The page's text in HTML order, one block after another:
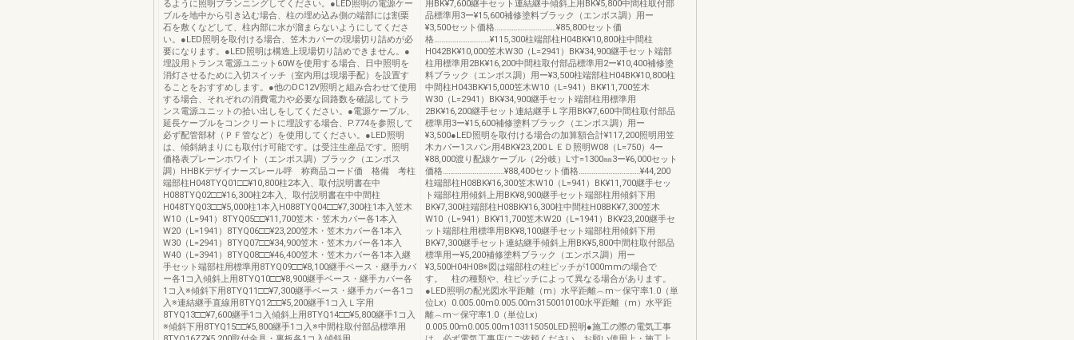
るように照明プランニングしてください。●LED照明の電源ケー
ブルを地中から引き込む場合、柱の埋め込み側の端部には割栗
石を敷くなどして、柱内部に水が溜まらないようにしてくださ
い。●LED照明を取付ける場合、笠木カバーの現場切り詰めが必
要になります。●LED照明は構造上現場切り詰めできません。●
埋設用トランス電源ユニット60Wを使用する場合、日中照明を
消灯させるために入切スイッチ（室内用は現場手配）を設置す
ることをおすすめします。●他のDC12V照明と組み合わせて使用
する場合、それぞれの消費電力や必要な回路数を確認してトラ
ンス電源ユニットの拾い出しをしてください。●電源ケーブル、
延長ケーブルをコンクリートに埋設する場合、P.774を参照して
必ず配管部材（ＰＦ管など）を使用してください。●LED照明
は、傾斜納まりにも取付け可能です。は受注生産品です。照明
価格表プレーンホワイト（エンボス調）ブラック（エンボス
調）HHBKデザイナーズレール呼 称商品コード価 格備 考柱
端部柱H048TYQ01□□¥10,800柱2本入、取付説明書在中
H088TYQ02□□¥16,300柱2本入、取付説明書在中中間柱
H048TYQ03□□¥5,000柱1本入H088TYQ04□□¥7,300柱1本入笠木
W10（L=941）8TYQ05□□¥11,700笠木・笠木カバー各1本入
W20（L=1941）8TYQ06□□¥23,200笠木・笠木カバー各1本入
W30（L=2941）8TYQ07□□¥34,900笠木・笠木カバー各1本入
W40（L=3941）8TYQ08□□¥46,400笠木・笠木カバー各1本入継
手セット端部柱用標準用8TYQ09□□¥8,100継手ベース・継手カバ
ー各1コ入傾斜上用8TYQ10□□¥8,900継手ベース・継手カバー各
1コ入※傾斜下用8TYQ11□□¥7,300継手ベース・継手カバー各1コ
入※連結継手直線用8TYQ12□□¥5,200継手1コ入Ｌ字用
8TYQ13□□¥7,600継手1コ入傾斜上用8TYQ14□□¥5,800継手1コ入
※傾斜下用8TYQ15□□¥5,800継手1コ入※中間柱取付部品標準用
用BK¥7,600継手セット連結継手傾斜上用BK¥5,800中間柱取付部
品標準用3ー¥15,600補修塗料ブラック（エンボス調）用ー
¥3,500セット価格……………………………¥85,800セット価
格…………………………¥115,300柱端部柱H04BK¥10,800柱中間柱
H042BK¥10,000笠木W30（L=2941）BK¥34,900継手セット端部
柱用標準用2BK¥16,200中間柱取付部品標準用2ー¥10,400補修塗
料ブラック（エンボス調）用ー¥3,500柱端部柱H04BK¥10,800柱
中間柱H043BK¥15,000笠木W10（L=941）BK¥11,700笠木
W30（L=2941）BK¥34,900継手セット端部柱用標準用
2BK¥16,200継手セット連結継手Ｌ字用BK¥7,600中間柱取付部品
標準用3ー¥15,600補修塗料ブラック（エンボス調）用ー
¥3,500●LED照明を取付ける場合の加算額合計¥117,200照明用笠
木カバー1スパン用4BK¥23,200ＬＥＤ照明W08（L=750）4ー
¥88,000渡り配線ケーブル（2分岐）L寸=1300㎜3ー¥6,000セット
価格……………………………¥88,400セット価格……………………………¥44,200
柱端部柱H08BK¥16,300笠木W10（L=941）BK¥11,700継手セッ
ト端部柱用傾斜上用BK¥8,900継手セット端部柱用傾斜下用
BK¥7,300柱端部柱H08BK¥16,300柱中間柱H08BK¥7,300笠木
W10（L=941）BK¥11,700笠木W20（L=1941）BK¥23,200継手セ
ット端部柱用標準用BK¥8,100継手セット端部柱用傾斜下用
BK¥7,300継手セット連結継手傾斜上用BK¥5,800中間柱取付部品
標準用ー¥5,200補修塗料ブラック（エンボス調）用ー
¥3,500H04H08※図は端部柱の柱ピッチが1000mmの場合で
す。 柱の種類や、柱ピッチによって異なる場合があります。
●LED照明の配光図水平距離（m）水平距離︵m︶保守率1.0（単
位Lx）0.005.00m0.005.00m3150010100水平距離（m）水平距
離︵m︶保守率1.0（単位Lx）
0.005.00m0.005.00m103115050LED照明●施工の際の電気工事